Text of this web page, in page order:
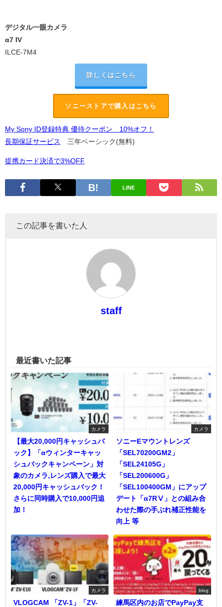
デジタル一眼カメラ
α7 IV
ILCE-7M4
詳しくはこちら
ソニーストアで購入はこちら
My Sony ID登録特典 優待クーポン 10%オフ！
長期保証サービス
三年ベーシック(無料)
提携カード決済で3%OFF
LINE
この記事を書いた人
staff
最近書いた記事
カメラ
【最大20,000円キャッシュバ
ック】「αウィンターキャッ
シュバックキャンペーン」対
象のカメラ,レンズ購入で最大
20,000円キャッシュバック！
さらに同時購入で10,000円追
加！
カメラ
ソニーEマウントレンズ
「SEL70200GM2」
「SEL24105G」
「SEL200600G」
「SEL100400GM」にアップ
デート「α7RⅤ」との組み合
わせた際の手ぶれ補正性能を
向上 等
カメラ
VLOGCAM 「ZV-1」「ZV-
blog
練馬区内のお店でPayPay支